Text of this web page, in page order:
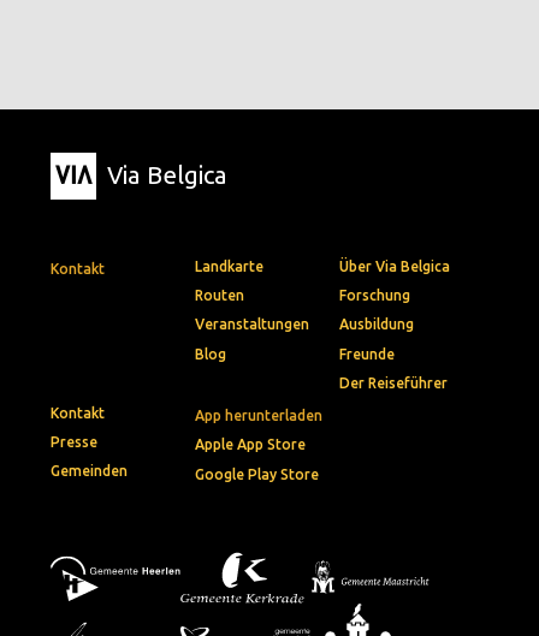
Via Belgica
Kontakt
App herunterladen
Apple App Store
Google Play Store
Landkarte
Routen
Veranstaltungen
Blog
Über Via Belgica
Forschung
Ausbildung
Freunde
Der Reiseführer
Kontakt
Presse
Gemeinden